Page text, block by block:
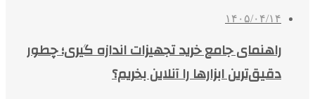
۱۴۰۵/۰۴/۱۴
راهنمای جامع خرید تجهیزات اندازه گیری؛ چطور
دقیق‌ترین ابزارها را آنلاین بخریم؟